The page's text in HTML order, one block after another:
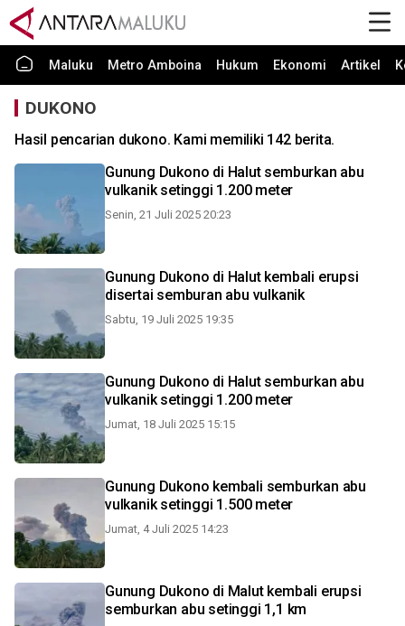
Maluku Metro Amboina Hukum Ekonomi Artikel
DUKONO
Hasil pencarian dukono. Kami memiliki 142 berita.
Gunung Dukono di Halut semburkan abu
vulkanik setinggi 1.200 meter
Senin, 21 Juli 2025 20:23
Gunung Dukono di Halut kembali erupsi
disertai semburan abu vulkanik
Sabtu, 19 Juli 2025 19:35
Gunung Dukono di Halut semburkan abu
vulkanik setinggi 1.200 meter
Jumat, 18 Juli 2025 15:15
Gunung Dukono kembali semburkan abu
vulkanik setinggi 1.500 meter
Jumat, 4 Juli 2025 14:23
Gunung Dukono di Malut kembali erupsi
semburkan abu setinggi 1,1 km